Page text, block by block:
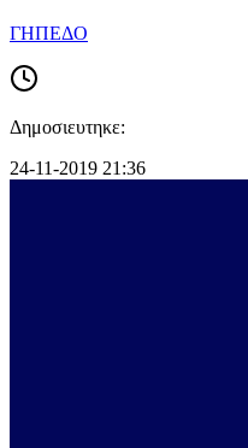
ΓΗΠΕΔΟ
Δημοσιευτηκε:
24-11-2019 21:36